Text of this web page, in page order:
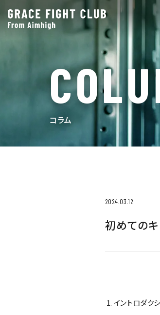
コラム
2024.03.12
初めての
イントロダク